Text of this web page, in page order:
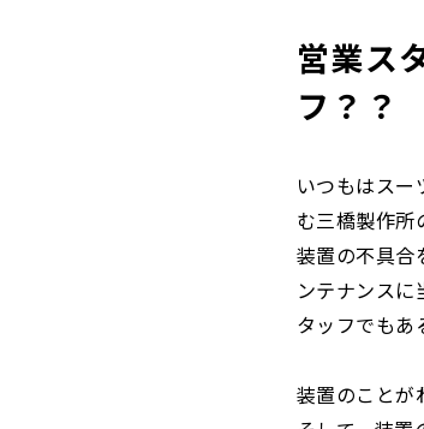
営業ス
フ？？
いつもはス
む三橋製作所
装置の不具合
ンテナンスに
タッフでもあ
装置のことが